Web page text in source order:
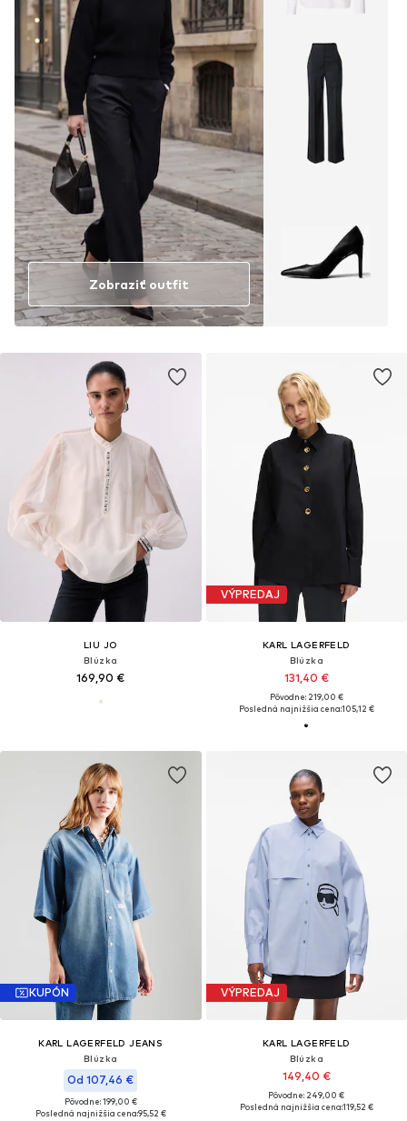
Zobraziť outfit
LIU JO
Blúzka
169,90 €
VÝPREDAJ
KARL LAGERFELD
Blúzka
131,40 €
Pôvodne: 219,00 €
Posledná najnižšia cena:105,12 €
KUPÓN
KARL LAGERFELD JEANS
Blúzka
Od 107,46 €
Pôvodne: 199,00 €
Posledná najnižšia cena:95,52 €
VÝPREDAJ
KARL LAGERFELD
Blúzka
149,40 €
Pôvodne: 249,00 €
Posledná najnižšia cena:119,52 €